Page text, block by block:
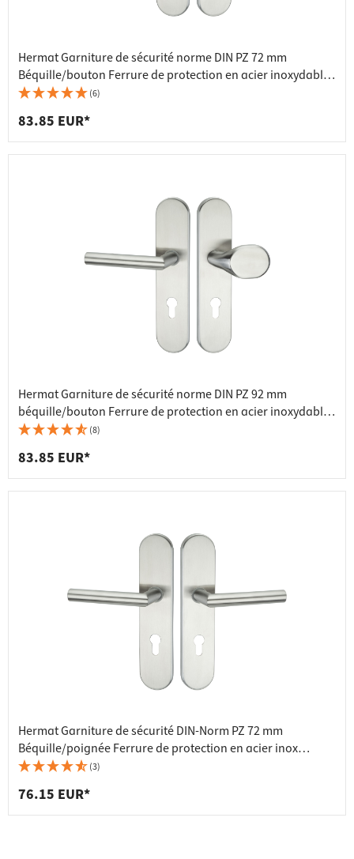
Hermat Garniture de sécurité norme DIN PZ 72 mm
Béquille/bouton Ferrure de protection en acier inoxydable
HE10001
(6)
83.85 EUR*
Hermat Garniture de sécurité norme DIN PZ 92 mm
béquille/bouton Ferrure de protection en acier inoxydable
HE10000
(8)
83.85 EUR*
Hermat Garniture de sécurité DIN-Norm PZ 72 mm
Béquille/poignée Ferrure de protection en acier inox
HE10001
(3)
76.15 EUR*